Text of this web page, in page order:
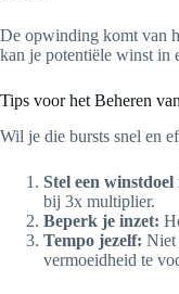
De opwinding komt van
kan je potentiële winst in
Tips voor het Beheren
Wil je die bursts snel en
Stel een
bij 3x multiplier.
Beperk je inzet:
Tempo jezelf: Niet
vermoeidheid te